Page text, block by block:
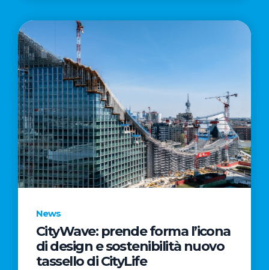
News
CityWave: prende forma l’icona
di design e sostenibilità nuovo
tassello di CityLife
News